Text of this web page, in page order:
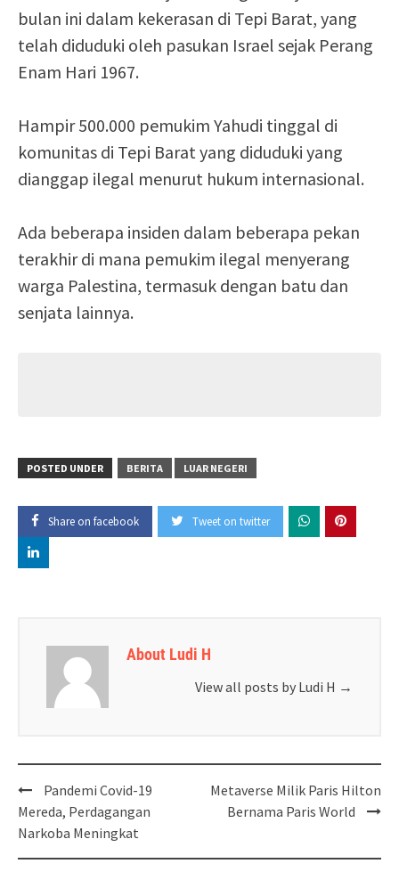
bulan ini dalam kekerasan di Tepi Barat, yang
telah diduduki oleh pasukan Israel sejak Perang
Enam Hari 1967.
Hampir 500.000 pemukim Yahudi tinggal di
komunitas di Tepi Barat yang diduduki yang
dianggap ilegal menurut hukum internasional.
Ada beberapa insiden dalam beberapa pekan
terakhir di mana pemukim ilegal menyerang
warga Palestina, termasuk dengan batu dan
senjata lainnya.
POSTED UNDER BERITA LUAR NEGERI
Share on facebook Tweet on twitter
About Ludi H
View all posts by Ludi H →
Post
navigation
Pandemi Covid-19
Mereda, Perdagangan
Narkoba Meningkat
Metaverse Milik Paris Hilton
Bernama Paris World